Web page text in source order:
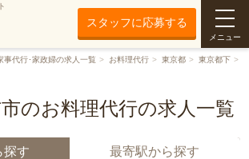
スタッフに応募する
メニュー
事代行･家政婦の求人一覧 お料理代行 東京都
東京都下
のお料理代行の求人一覧
探す 最寄駅から探す